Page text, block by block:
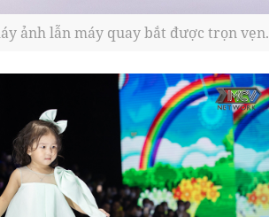
ảnh lẫn máy quay bắt được trọn vẹn.